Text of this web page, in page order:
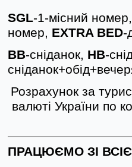
SGL-1-місний
номер, EXTRA BED-
BB-сніданок, HB-
Розрахунок за
валюті України по
ПРАЦЮЄМО ЗІ